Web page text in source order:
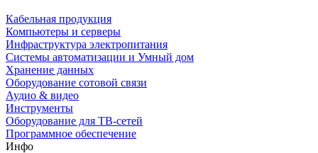
Кабельная продукция
Компьютеры и серверы
Инфраструктура электропитания
Системы автоматизации и Умный дом
Хранение данных
Оборудование сотовой связи
Аудио & видео
Инструменты
Оборудование для ТВ-сетей
Программное обеспечение
Инфо